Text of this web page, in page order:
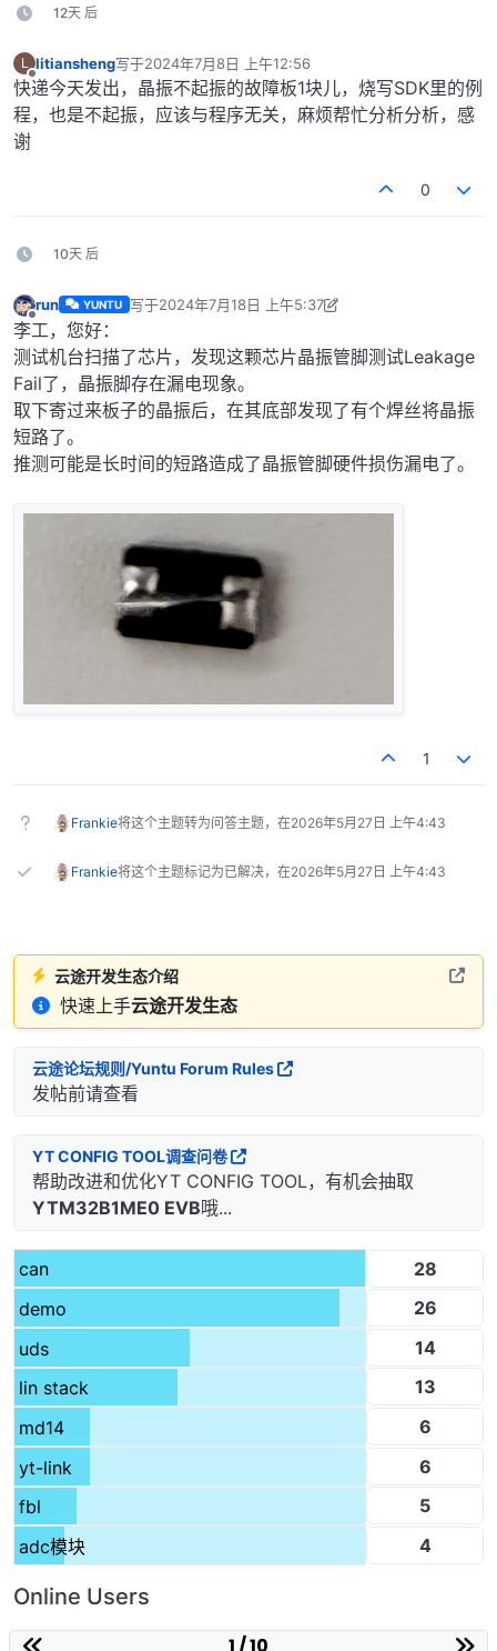
12天 后
L
离线
litiansheng写于2024年7月8日 上午12:56
最后由 编辑
快递今天发出，晶振不起振的故障板1块儿，烧写SDK里的例
程，也是不起振，应该与程序无关，麻烦帮忙分析分析，感
谢
0
10天 后
离线
run YUNTU 写于2024年7月18日 上午5:37
最后由 run 编辑2024年7月18日 下午1:38
李工，您好：
测试机台扫描了芯片，发现这颗芯片晶振管脚测试Leakage
Fail了，晶振脚存在漏电现象。
取下寄过来板子的晶振后，在其底部发现了有个焊丝将晶振
短路了。
推测可能是长时间的短路造成了晶振管脚硬件损伤漏电了。
1
Frankie将这个主题转为问答主题，在2026年5月27日 上午4:43
Frankie将这个主题标记为已解决，在2026年5月27日 上午4:43
云途开发生态介绍
快速上手云途开发生态
云途论坛规则/Yuntu Forum Rules
发帖前请查看
YT CONFIG TOOL调查问卷
帮助改进和优化YT CONFIG TOOL，有机会抽取
YTM32B1ME0 EVB哦...
can
28
demo
26
uds
14
lin stack
13
md14
6
yt-link
6
fbl
5
adc模块
4
Online Users